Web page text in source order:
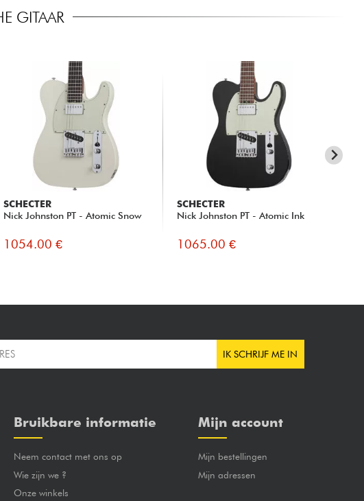
GITAAR
SCHECTER
Nick Johnston PT - Atomic Snow
1054.00 €
SCHECTER
Nick Johnston PT - Atomic Ink
1065.00 €
IK SCHRIJF ME IN
Bruikbare informatie
Neem contact met ons op
Wie zijn we ?
Onze winkels
Mijn account
Mijn bestellingen
Mijn adressen